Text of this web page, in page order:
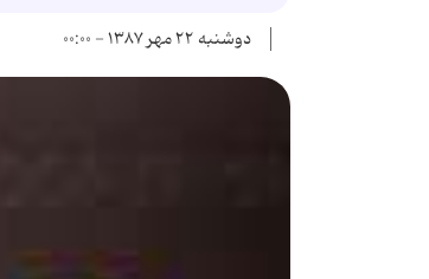
دوشنبه ۲۲ مهر ۱۳۸۷ - ۰۰:۰۰